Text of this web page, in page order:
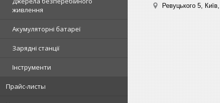
живлення
Акумуляторні батареї
Зарядні станції
Інструменти
Прайс-листы
Ревуцького 5,